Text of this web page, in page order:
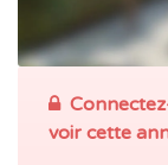
voir cette